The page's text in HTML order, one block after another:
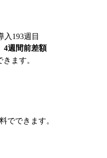
入193週目
4週間前差額
ます。
でできます。